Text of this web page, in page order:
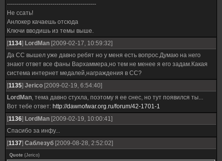
---------------------------------------------
Не ссать!
Анлокер качаешь отсюда
Ключи вводишь из темы выше.
[1134] LordMan [2009-02-17, 10:59:32]
Да СС вышел уже давно ребят но у меня есть вопрос.Думаю на него
знают ответ все фаны Вархаммера,но тем не менее я его задам.Какая
система интернет медалей,награждения в СС?
[1135] Jerico [2009-02-19, 6:54:40]
LordMan, тема давно стухла, поэтому я ее снес, но тут появился ты...
Вот тебе ответ: http://dawnofwar.org.ru/forum/42-1701-1
[1136] LordMan [2009-02-19, 10:00:41]
Спасибо за инфу...
[1137] Саблезуб [2009-08-28, 2:52:02]
Quote (Jerico)